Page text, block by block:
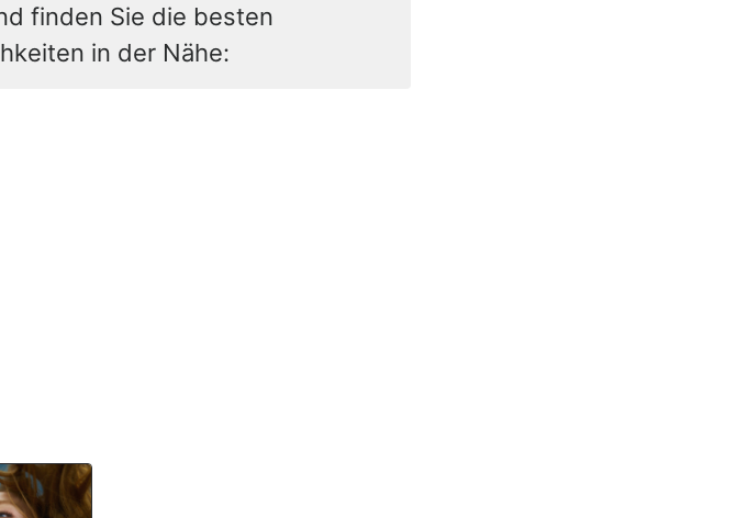
finden Sie die besten
in der Nähe: